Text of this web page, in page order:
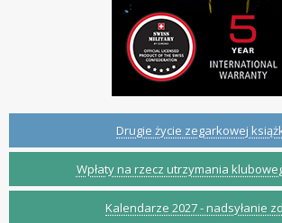
Drugie życie zegarkowej
Wpłaty na rzecz utrzymania
Kalendarze 2027 - nadsyłanie